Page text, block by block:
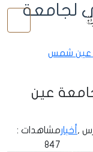
لجامعة
عين شمس
عين
- 24 , مارس , أخبارمشاهدات :
847